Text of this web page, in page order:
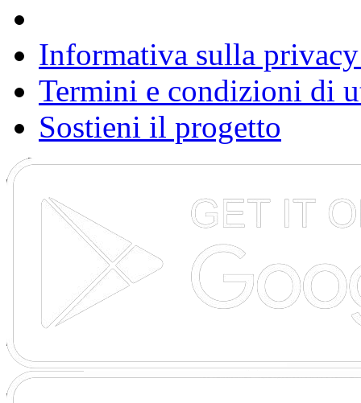
Informativa sulla
Termini e condizioni di
Sostieni il progetto